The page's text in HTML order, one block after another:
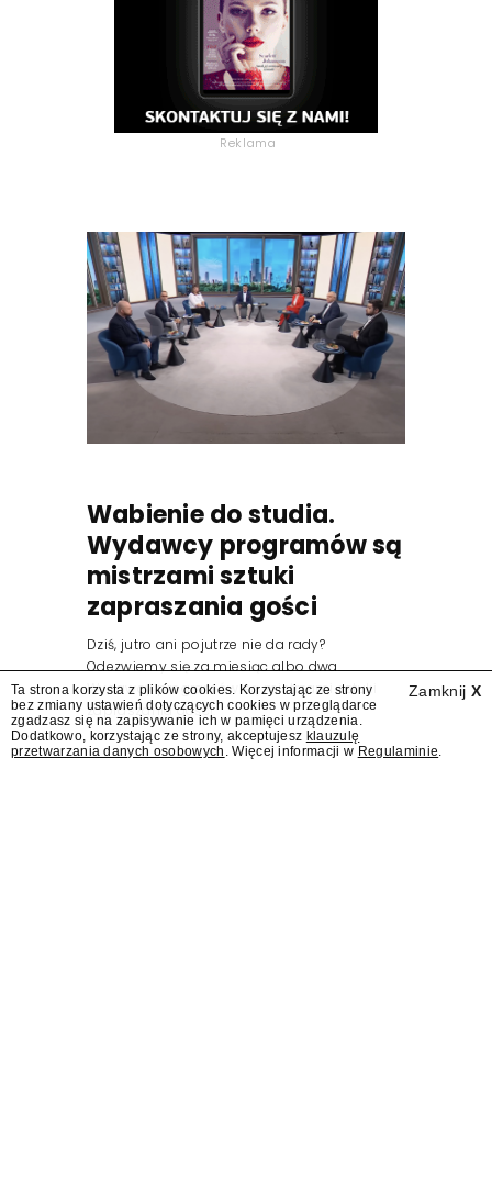
Reklama
Wabienie do studia.
Wydawcy programów są
mistrzami sztuki
zapraszania gości
Dziś, jutro ani pojutrze nie da rady?
Odezwiemy się za miesiąc albo dwa.
Wydawcy programów są mistrzami sztuki
zapraszania gości.
Zamknij X
Ta strona korzysta z plików cookies. Korzystając ze strony
bez zmiany ustawień dotyczących cookies w przeglądarce
zgadzasz się na zapisywanie ich w pamięci urządzenia.
Dodatkowo, korzystając ze strony, akceptujesz klauzulę
przetwarzania danych osobowych . Więcej informacji w Regulaminie.